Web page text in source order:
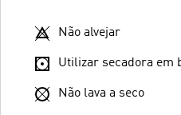
Não alvejar
Utilizar secadora em
Não lava a seco